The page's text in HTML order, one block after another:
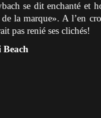
se dit enchanté et
la marque». A l’en
pas renié ses clichés!